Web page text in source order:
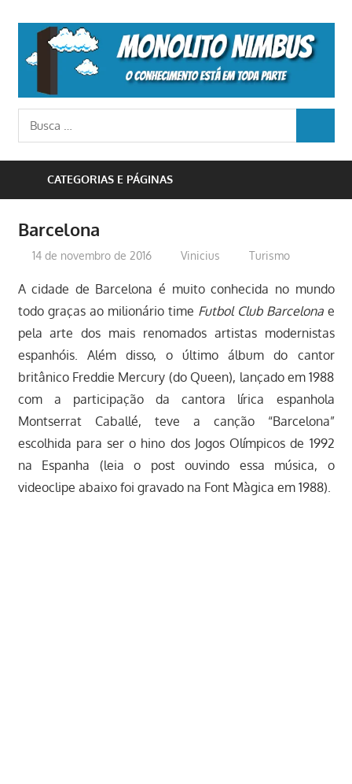
content
o
conhecimento
Busca
para:
CATEGORIAS E PÁGINAS
Barcelona
14 de novembro de 2016 Vinicius Turismo
A cidade de Barcelona é muito conhecida no mundo
todo graças ao milionário time Futbol Club Barcelonae
pela arte dos mais renomados artistas modernistas
espanhóis. Além disso, o último álbum do cantor
britânico Freddie Mercury (do Queen), lançado em 1988
com a participação da cantora lírica espanhola
Montserrat Caballé, teve a canção “Barcelona”
escolhida para ser o hino dos Jogos Olímpicos de 1992
na Espanha (leia o post ouvindo essa música, o
videoclipe abaixo foi gravado na Font Màgica em 1988).